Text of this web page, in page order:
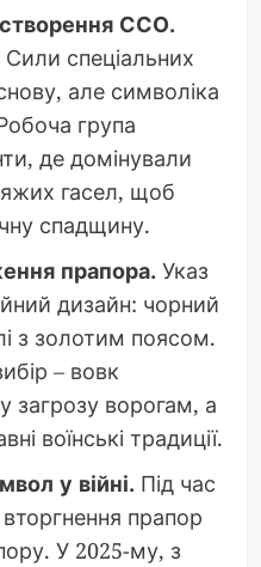
створення ССО.
спеціальних
але символіка
група
де домінували
гасел, щоб
спадщину.
прапора. Указ
дизайн: чорний
з золотим поясом.
– вовк
ворогам, а
воїнські традиції.
у війні. Під час
прапор
У 2025-му, з